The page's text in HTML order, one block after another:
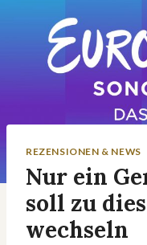
REZENSIONEN & NEWS
Nur ein
soll zu
wechseln